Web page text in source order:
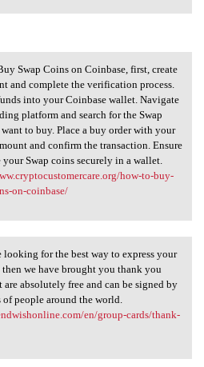
Swap Coins on
Swap Coins on Coinbase, first, create
and complete the verification process.
into your Coinbase wallet. Navigate
platform and search for the Swap
to buy. Place a buy order with your
and confirm the transaction. Ensure
your Swap coins securely in a wallet.
how-to-buy-
on-coinbase/
looking for the
looking for the best way to express your
we have brought you thank you
are absolutely free and can be signed by
of people around the world.
en/group-cards/thank-